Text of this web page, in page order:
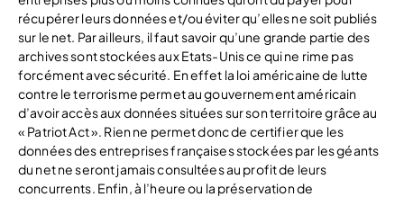
récupérer leurs données et/ou éviter qu’elles ne soit publiés
sur le net. Par ailleurs, il faut savoir qu’une grande partie des
archives sont stockées aux Etats-Unis ce qui ne rime pas
forcément avec sécurité. En effet la loi américaine de lutte
contre le terrorisme permet au gouvernement américain
d’avoir accès aux données situées sur son territoire grâce au
« Patriot Act ». Rien ne permet donc de certifier que les
données des entreprises françaises stockées par les géants
du net ne seront jamais consultées au profit de leurs
concurrents. Enfin, à l’heure ou la préservation de